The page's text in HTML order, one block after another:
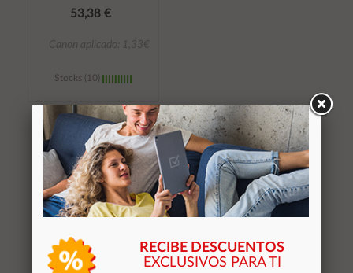
53,38 €
Canon aplicado: 1,33€
Stocks (10)
Añadir al
carrito
RECIBE DESCUENTOS
EXCLUSIVOS PARA TI